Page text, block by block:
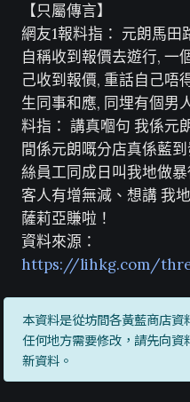
【只屬傳言】
網友1報料指： 元朗馬
自稱收到報價去遊行, 一
己收到報價, 重話自己唔
生同事和應, 同埋有個男
料指： 講真嗰句 我係元
間係元朗嘅分店真係藍
絲員工同成日叫我地做
客人有增無減、想講 我
薩莉亞賺啦！
資料來源：
https://lihkg.com/
本資料是從坊間各黃藍商店
任何地方需要修改，請先向
新資料。